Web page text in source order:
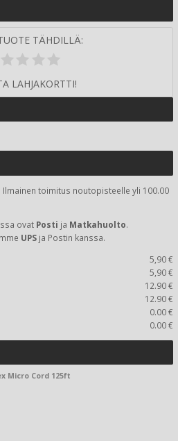
TÄHDILLÄ:
LAHJAKORTTI!
toimitus noutopisteelle yli 100.00
ovat Posti ja Matkahuolto.
UPS ja Postin kanssa.
5,90 €
5,90 €
12.90 €
12.90 €
0.00 €
0.00 €
Micro Cord 125ft